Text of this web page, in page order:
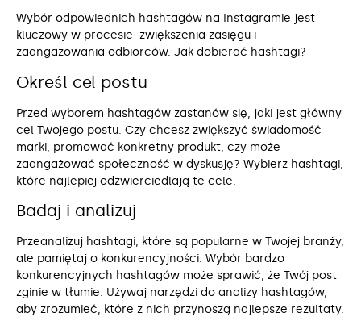
Wybór odpowiednich hashtagów na Instagramie jest
kluczowy w procesie zwiększenia zasięgu i
zaangażowania odbiorców. Jak dobierać hashtagi?
Określ cel postu
Przed wyborem hashtagów zastanów się, jaki jest główny
cel Twojego postu. Czy chcesz zwiększyć świadomość
marki, promować konkretny produkt, czy może
zaangażować społeczność w dyskusję? Wybierz hashtagi,
które najlepiej odzwierciedlają te cele.
Badaj i analizuj
Przeanalizuj hashtagi, które są popularne w Twojej branży,
ale pamiętaj o konkurencyjności. Wybór bardzo
konkurencyjnych hashtagów może sprawić, że Twój post
zginie w tłumie. Używaj narzędzi do analizy hashtagów,
aby zrozumieć, które z nich przynoszą najlepsze rezultaty.